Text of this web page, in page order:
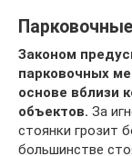
Законом
парковочных
основе вблизи
объектов. За
стоянки грозит
большинстве